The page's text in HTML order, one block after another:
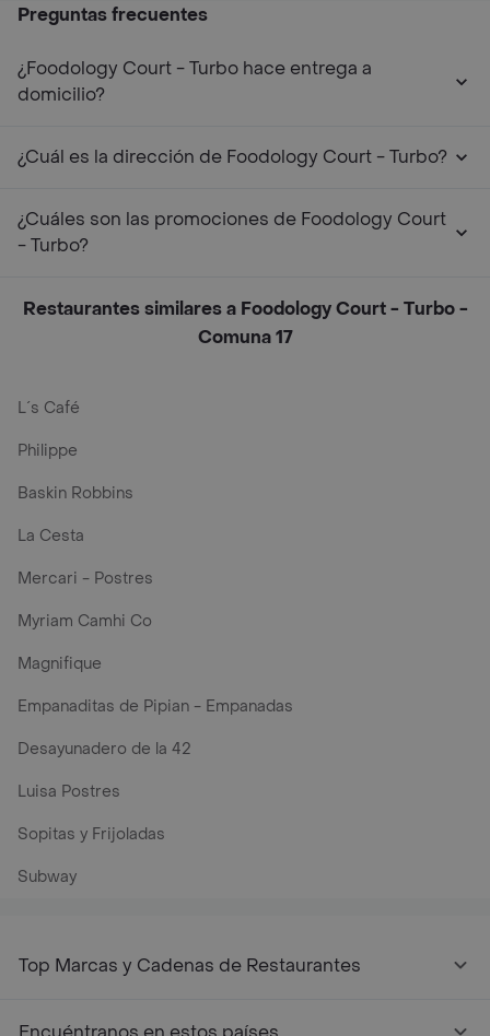
Preguntas frecuentes
¿Foodology Court - Turbo hace entrega a
domicilio?
¿Cuál es la dirección de Foodology Court - Turbo?
¿Cuáles son las promociones de Foodology Court
- Turbo?
Restaurantes similares a Foodology Court - Turbo -
Comuna 17
L´s Café
Philippe
Baskin Robbins
La Cesta
Mercari - Postres
Myriam Camhi Co
Magnifique
Empanaditas de Pipian - Empanadas
Desayunadero de la 42
Luisa Postres
Sopitas y Frijoladas
Subway
Top Marcas y Cadenas de Restaurantes